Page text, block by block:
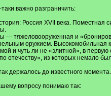
таки важно разграничить:
Россия XVII века. Поместная
— тяжеловооруженная и
оружием. Высокомобильная
и чуть ли не «элитной», в
отечеству», из которых немало
держалось до известного
вопросу понимаю так: